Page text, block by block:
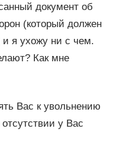
документ об
(который должен
я ухожу ни с чем.
Как мне
Вас к увольнению
у Вас